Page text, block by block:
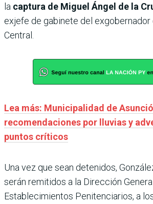
la captura de Miguel Ángel de la
exjefe de gabinete del
Central.
Lea más: Municipalidad de
recomendaciones por lluvias y
puntos críticos
Una vez que sean detenidos,
serán remitidos a la Dirección
Establecimientos Penitenciarios, a